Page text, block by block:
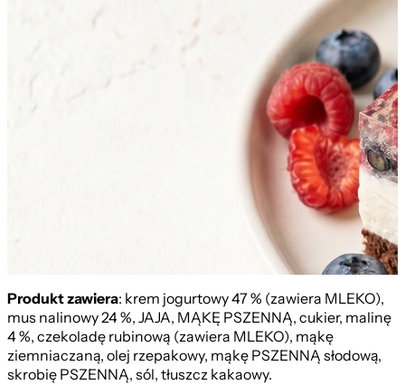
Produkt zawiera: krem jogurtowy 47 % (zawiera MLEKO),
mus nalinowy 24 %, JAJA, MĄKĘ PSZENNĄ, cukier, malinę
4 %, czekoladę rubinową (zawiera MLEKO), mąkę
ziemniaczaną, olej rzepakowy, mąkę PSZENNĄ słodową,
skrobię PSZENNĄ, sól, tłuszcz kakaowy.